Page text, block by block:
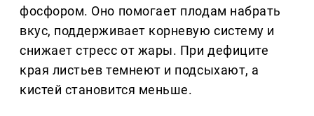
фосфором. Оно помогает плодам набрать
вкус, поддерживает корневую систему и
снижает стресс от жары. При дефиците
края листьев темнеют и подсыхают, а
кистей становится меньше.